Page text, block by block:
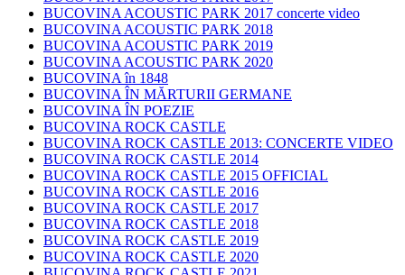
BUCOVINA ACOUSTIC PARK 2017 concerte video
BUCOVINA ACOUSTIC PARK 2018
BUCOVINA ACOUSTIC PARK 2019
BUCOVINA ACOUSTIC PARK 2020
BUCOVINA în 1848
BUCOVINA ÎN MĂRTURII GERMANE
BUCOVINA ÎN POEZIE
BUCOVINA ROCK CASTLE
BUCOVINA ROCK CASTLE 2013: CONCERTE VIDEO
BUCOVINA ROCK CASTLE 2014
BUCOVINA ROCK CASTLE 2015 OFFICIAL
BUCOVINA ROCK CASTLE 2016
BUCOVINA ROCK CASTLE 2017
BUCOVINA ROCK CASTLE 2018
BUCOVINA ROCK CASTLE 2019
BUCOVINA ROCK CASTLE 2020